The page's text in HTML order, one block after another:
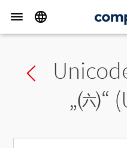
Previous char
„㈥“